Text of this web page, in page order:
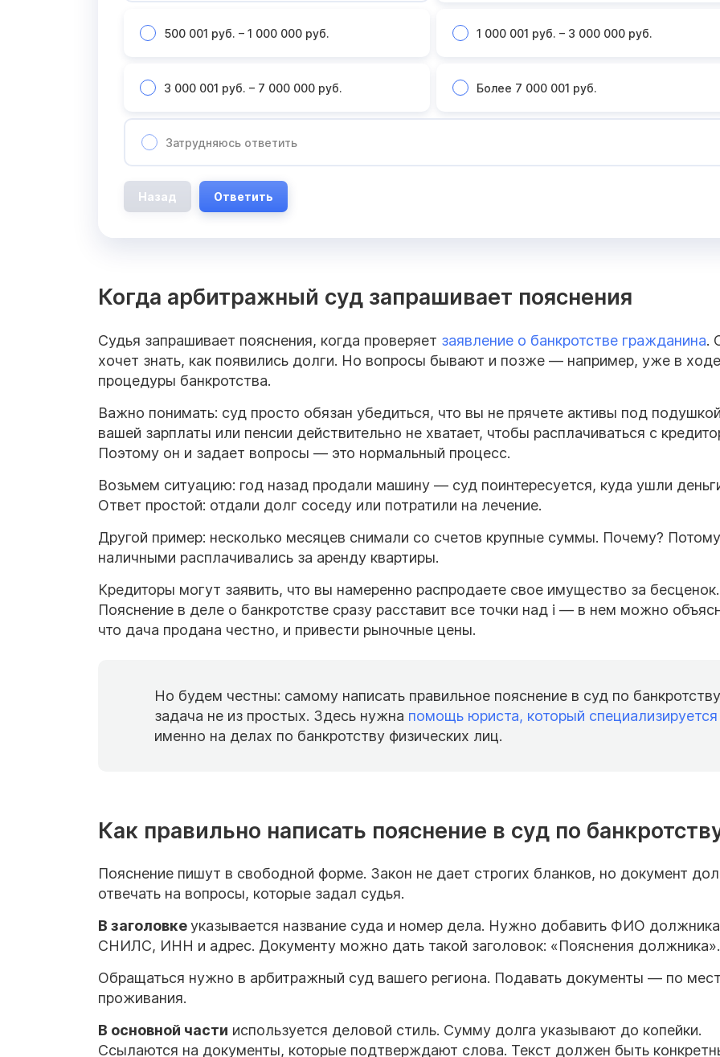
500 001 руб. – 1 000 000 руб. 1 000 001 руб. – 3 000 000 руб.
3 000 001 руб. – 7 000 000 руб. Более 7 000 001 руб.
Затрудняюсь ответить
Назад Ответить
Когда арбитражный суд запрашивает пояснения
Судья запрашивает пояснения, когда проверяет заявление о банкротстве гражданина.
хочет знать, как появились долги. Но вопросы бывают и позже — например, уже в ходе
процедуры банкротства.
Важно понимать: суд просто обязан убедиться, что вы не прячете активы под
вашей зарплаты или пенсии действительно не хватает, чтобы расплачиваться с
Поэтому он и задает вопросы — это нормальный процесс.
Возьмем ситуацию: год назад продали машину — суд поинтересуется, куда ушли
Ответ простой: отдали долг соседу или потратили на лечение.
Другой пример: несколько месяцев снимали со счетов крупные суммы. Почему?
наличными расплачивались за аренду квартиры.
Кредиторы могут заявить, что вы намеренно распродаете свое имущество за бесценок.
Пояснение в деле о банкротстве сразу расставит все точки над i — в нем можно
что дача продана честно, и привести рыночные цены.
Но будем честны: самому написать правильное пояснение в суд по
задача не из простых. Здесь нужна помощь юриста, который специализируется
именно на делах по банкротству физических лиц.
Как правильно написать пояснение в суд по
Пояснение пишут в свободной форме. Закон не дает строгих бланков, но документ
отвечать на вопросы, которые задал судья.
В заголовкеуказывается название суда и номер дела. Нужно добавить ФИО
СНИЛС, ИНН и адрес. Документу можно дать такой заголовок: «Пояснения должника».
Обращаться нужно в арбитражный суд вашего региона. Подавать документы — по
проживания.
В основной части используется деловой стиль. Сумму долга указывают до копейки.
Ссылаются на документы, которые подтверждают слова. Текст должен быть